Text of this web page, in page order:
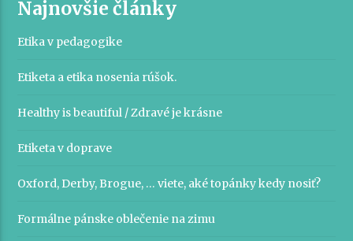
Najnovšie články
Etika v pedagogike
Etiketa a etika nosenia rúšok.
Healthy is beautiful / Zdravé je krásne
Etiketa v doprave
Oxford, Derby, Brogue, … viete, aké topánky kedy nosiť?
Formálne pánske oblečenie na zimu